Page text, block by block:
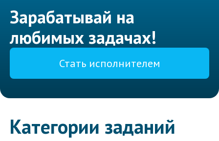
Зарабатывай на
любимых задачах!
Стать исполнителем
Категории заданий